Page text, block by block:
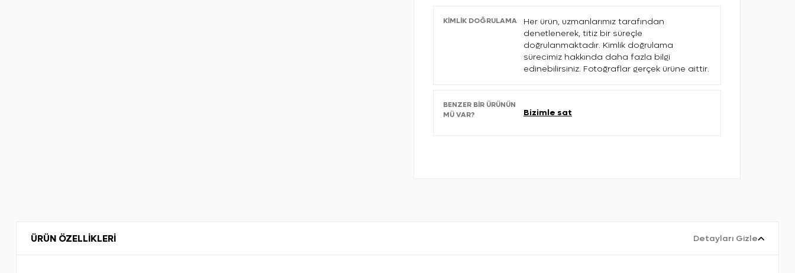
KIMLIK DOĞRULAMA
Her ürün, uzmanlarımız tarafından
denetlenerek, titiz bir süreçle
doğrulanmaktadır. Kimlik doğrulama
sürecimiz hakkında daha fazla bilgi
edinebilirsiniz. Fotoğraflar gerçek ürüne aittir.
BENZER BIR ÜRÜNÜN
MÜ VAR?
Bizimle sat
ÜRÜN ÖZELLİKLERİ Detayları Gizle